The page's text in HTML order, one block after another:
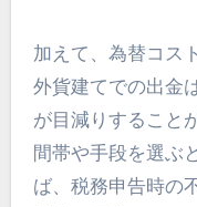
加えて、為替コス
外貨建てでの出金
が目減りすること
間帯や手段を選ぶ
ば、税務申告時の